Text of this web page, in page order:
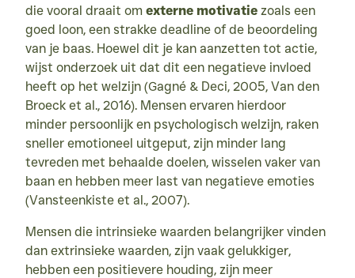
die vooral draait om externe motivatie zoals een
goed loon, een strakke deadline of de beoordeling
van je baas. Hoewel dit je kan aanzetten tot actie,
wijst onderzoek uit dat dit een negatieve invloed
heeft op het welzijn (Gagné & Deci, 2005, Van den
Broeck et al., 2016). Mensen ervaren hierdoor
minder persoonlijk en psychologisch welzijn, raken
sneller emotioneel uitgeput, zijn minder lang
tevreden met behaalde doelen, wisselen vaker van
baan en hebben meer last van negatieve emoties
(Vansteenkiste et al., 2007).
Mensen die intrinsieke waarden belangrijker vinden
dan extrinsieke waarden, zijn vaak gelukkiger,
hebben een positievere houding, zijn meer